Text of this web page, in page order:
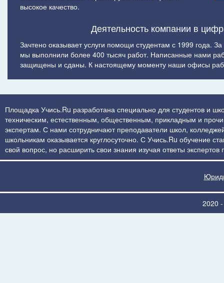
высокое качество.
Деятельность компании в
Зачтено оказывает услуги помощи студентам с 1999 года.
мы выполнили более 400 тысяч работ. Написанные нами
защищены и сданы. К настоящему моменту наши офисы
Площадка Учись.Ru разработана специально для студентов и
техническим, естественным, общественным, прикладным и
экспертам. С нами сотрудничают преподаватели школ,
школьникам оказывается круглосуточно. С Учись.Ru обучение
свой вопрос, но расширить свои знания изучая ответы
2020